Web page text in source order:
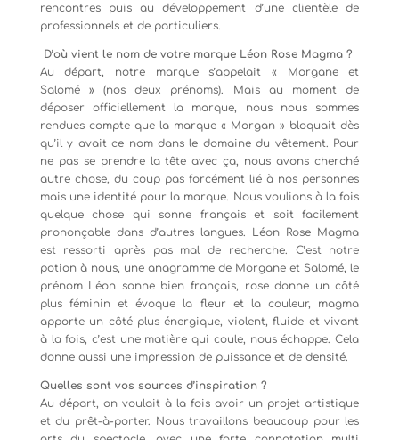
rencontres puis au développement d’une clientèle de
professionnels et de particuliers.
D’où vient le nom de votre marque Léon Rose Magma ?
Au départ, notre marque s’appelait « Morgane et
Salomé » (nos deux prénoms). Mais au moment de
déposer officiellement la marque, nous nous sommes
rendues compte que la marque « Morgan » bloquait dès
qu’il y avait ce nom dans le domaine du vêtement. Pour
ne pas se prendre la tête avec ça, nous avons cherché
autre chose, du coup pas forcément lié à nos personnes
mais une identité pour la marque. Nous voulions à la fois
quelque chose qui sonne français et soit facilement
prononçable dans d’autres langues. Léon Rose Magma
est ressorti après pas mal de recherche. C’est notre
potion à nous, une anagramme de Morgane et Salomé, le
prénom Léon sonne bien français, rose donne un côté
plus féminin et évoque la fleur et la couleur, magma
apporte un côté plus énergique, violent, fluide et vivant
à la fois, c’est une matière qui coule, nous échappe. Cela
donne aussi une impression de puissance et de densité.
Quelles sont vos sources d’inspiration ?
Au départ, on voulait à la fois avoir un projet artistique
et du prêt-à-porter. Nous travaillons beaucoup pour les